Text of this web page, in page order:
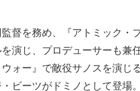
督を務め、『アトミック・
演じ、プロデューサーも兼
ォー』で敵役サノスを演
ビーツがドミノとして登場